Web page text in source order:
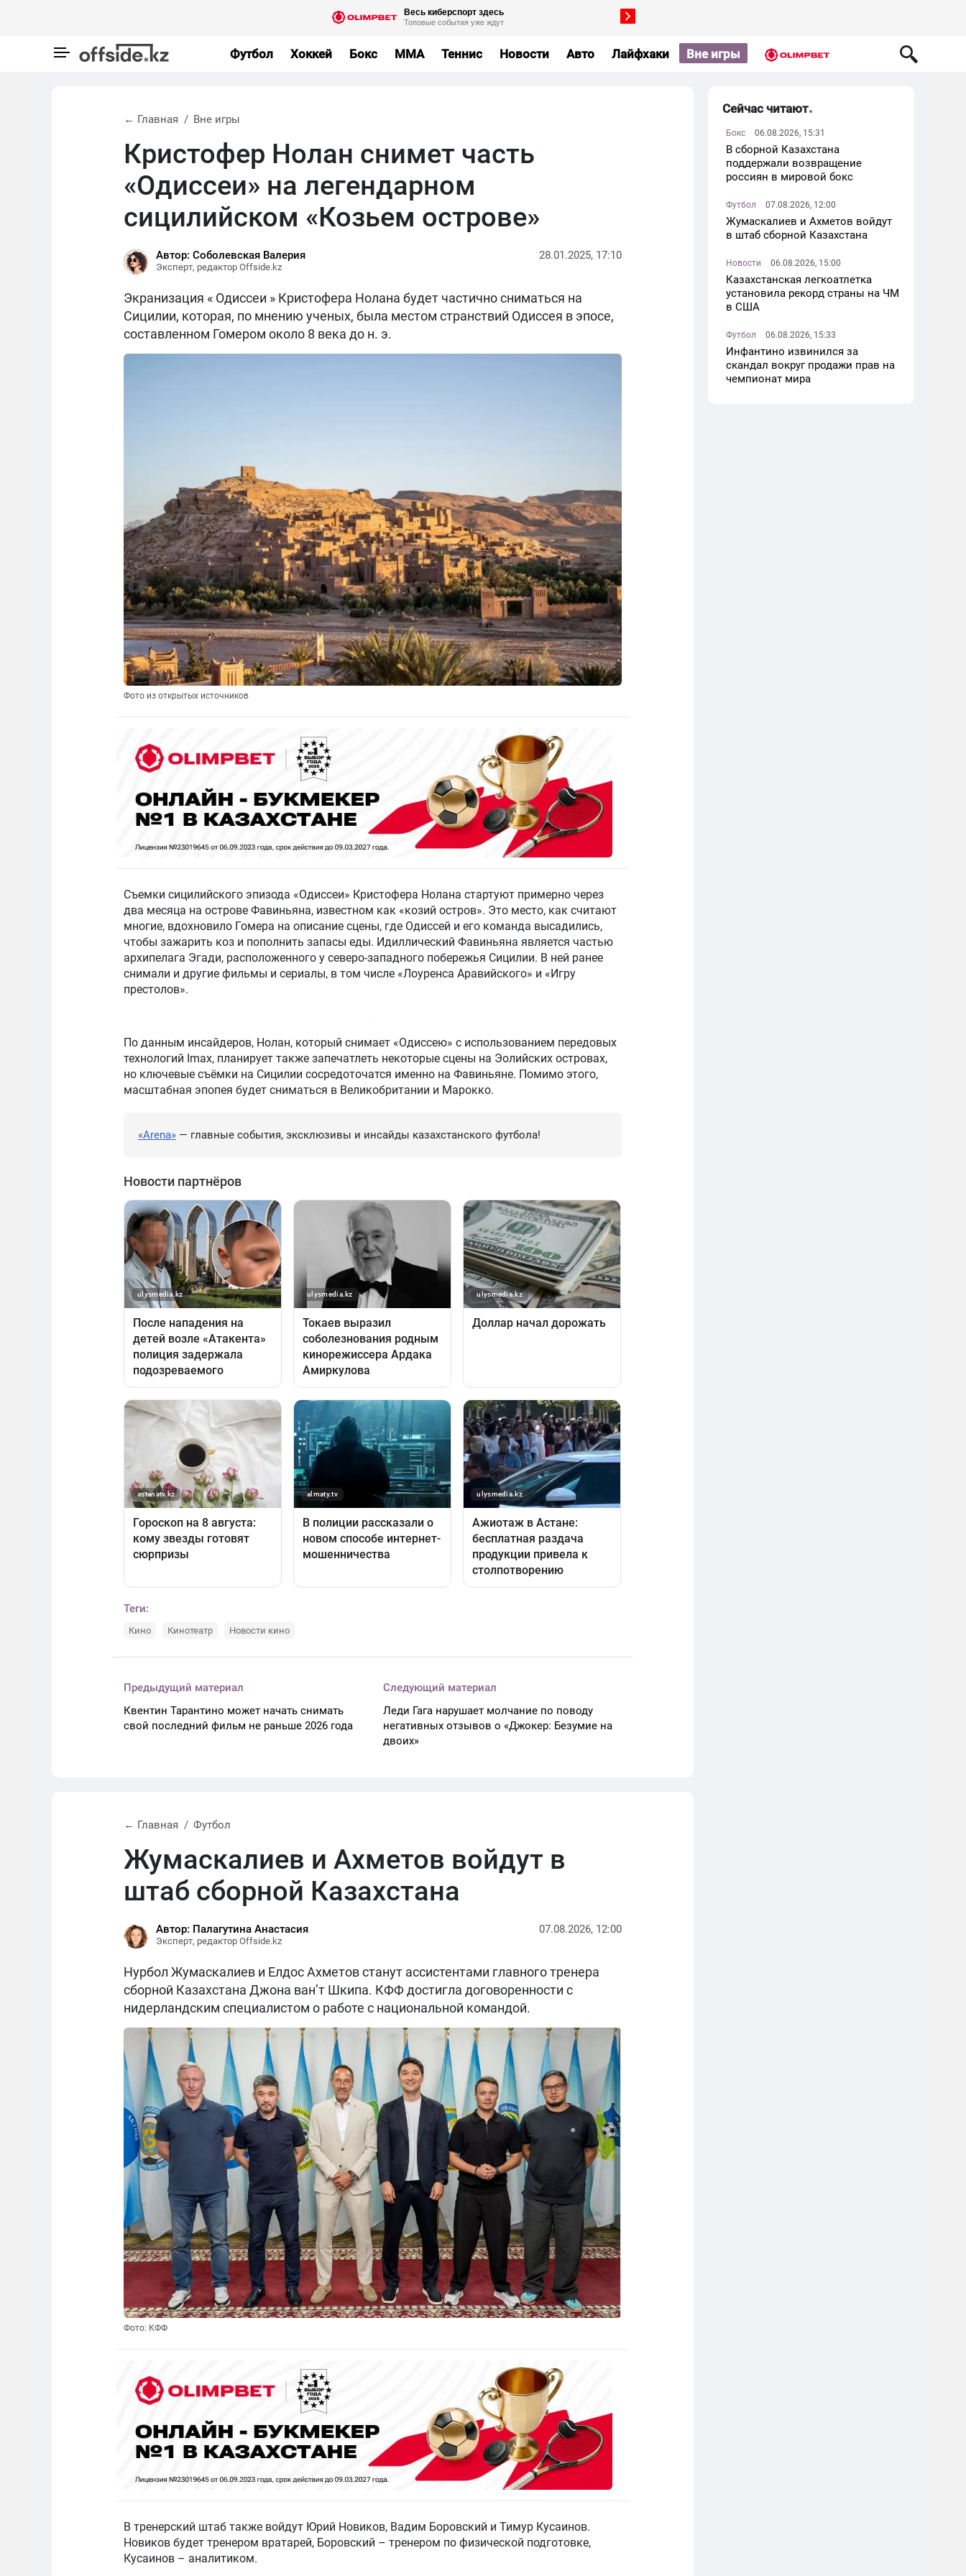
Футбол Хоккей Бокс MMA Теннис Новости Авто Лайфхаки Вне игры
← Главная Вне игры
Кристофер Нолан снимет часть
«Одиссеи» на легендарном
сицилийском «Козьем острове»
Автор: Соболевская Валерия
Эксперт, редактор Offside.kz
28.01.2025, 17:10
Экранизация « Одиссеи » Кристофера Нолана будет частично сниматься на
Сицилии, которая, по мнению ученых, была местом странствий Одиссея в эпосе,
составленном Гомером около 8 века до н. э.
Фото из открытых источников
Съемки сицилийского эпизода «Одиссеи» Кристофера Нолана стартуют примерно через
два месяца на острове Фавиньяна, известном как «козий остров». Это место, как считают
многие, вдохновило Гомера на описание сцены, где Одиссей и его команда высадились,
чтобы зажарить коз и пополнить запасы еды. Идиллический Фавиньяна является частью
архипелага Эгади, расположенного у северо-западного побережья Сицилии. В ней ранее
снимали и другие фильмы и сериалы, в том числе «Лоуренса Аравийского» и «Игру
престолов».
По данным инсайдеров, Нолан, который снимает «Одиссею» с использованием передовых
технологий Imax, планирует также запечатлеть некоторые сцены на Эолийских островах,
но ключевые съёмки на Сицилии сосредоточатся именно на Фавиньяне. Помимо этого,
масштабная эпопея будет сниматься в Великобритании и Марокко.
«Arena» — главные события, эксклюзивы и инсайды казахстанского футбола!
Теги:
Кино Кинотеатр Новости кино
Предыдущий материал
Квентин Тарантино может начать снимать
свой последний фильм не раньше 2026 года
Следующий материал
Леди Гага нарушает молчание по поводу
негативных отзывов о «Джокер: Безумие на
двоих»
← Главная Футбол
Жумаскалиев и Ахметов войдут в
штаб сборной Казахстана
Автор: Палагутина Анастасия
Эксперт, редактор Offside.kz
07.08.2026, 12:00
Нурбол Жумаскалиев и Елдос Ахметов станут ассистентами главного тренера
сборной Казахстана Джона ван’т Шкипа. КФФ достигла договоренности с
нидерландским специалистом о работе с национальной командой.
Фото: КФФ
В тренерский штаб также войдут Юрий Новиков, Вадим Боровский и Тимур Кусаинов.
Новиков будет тренером вратарей, Боровский – тренером по физической подготовке,
Кусаинов – аналитиком.
Сейчас читают
Бокс 06.08.2026, 15:31
В сборной Казахстана
поддержали возвращение
россиян в мировой бокс
Футбол 07.08.2026, 12:00
Жумаскалиев и Ахметов войдут
в штаб сборной Казахстана
Новости 06.08.2026, 15:00
Казахстанская легкоатлетка
установила рекорд страны на ЧМ
в США
Футбол 06.08.2026, 15:33
Инфантино извинился за
скандал вокруг продажи прав на
чемпионат мира